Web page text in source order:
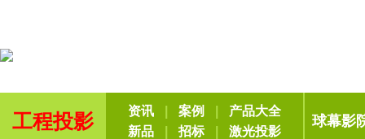
工程投影 资讯 案例
产品大全
新品
招标 激光投影
球幕影